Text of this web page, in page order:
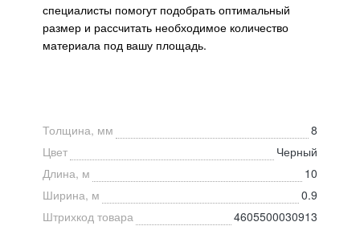
специалисты помогут подобрать оптимальный
размер и рассчитать необходимое количество
материала под вашу площадь.
Толщина, мм
8
Цвет
Черный
Длина, м
10
Ширина, м
0.9
Штрихкод товара
4605500030913